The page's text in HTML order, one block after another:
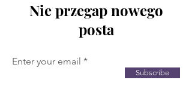
Nie przegap nowego
posta
Enter your email
Subscribe